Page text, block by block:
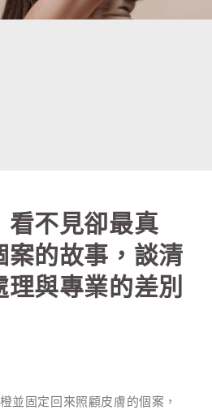
不見卻最真
的故事，談清
與專業的差別
並固定回來照顧皮膚的個案，